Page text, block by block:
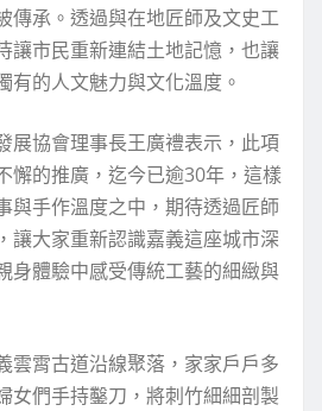
傳承。透過與在地匠師及文史工
讓市民重新連結土地記憶，也讓
有的人文魅力與文化溫度。
展協會理事長王廣禮表示，此項
懈的推廣，迄今已逾30年，這樣
與手作溫度之中，期待透過匠師
讓大家重新認識嘉義這座城市深
身體驗中感受傳統工藝的細緻與
雲霄古道沿線聚落，家家戶戶多
女們手持鑿刀，將刺竹細細剖製